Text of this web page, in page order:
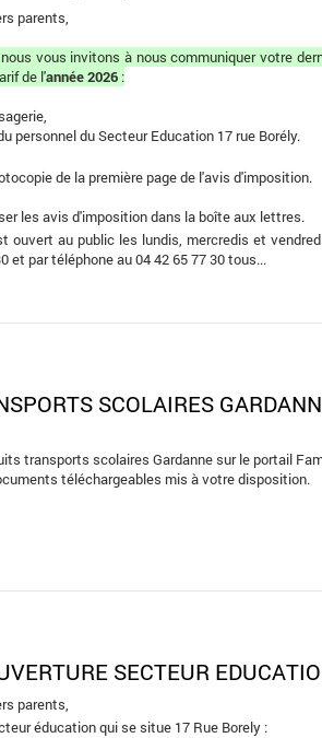
parents,
vous invitons à nous communiquer votre
de l'année 2026:
personnel du Secteur Education 17 rue Borély.
de la première page de l'avis d'imposition.
les avis d'imposition dans la boîte aux lettres.
ouvert au public les lundis, mercredis et
et par téléphone au 04 42 65 77 30 tous...
SCOLAIRES
transports scolaires Gardanne sur le portail
téléchargeables mis à votre disposition.
SECTEUR
parents,
éducation qui se situe 17 Rue Borely :